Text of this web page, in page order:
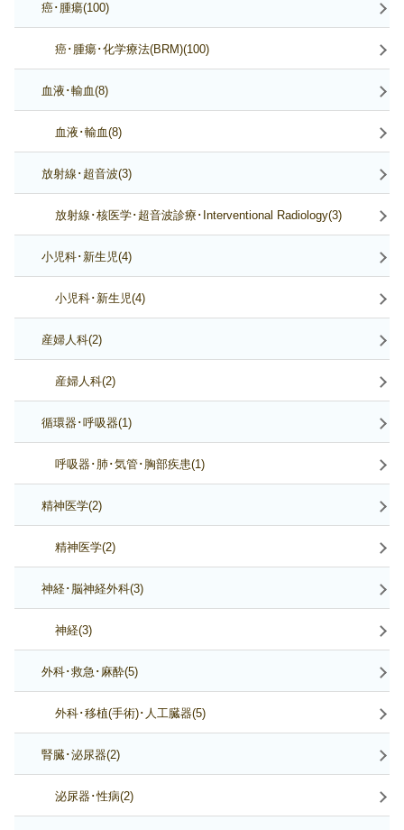
癌･腫瘍(100)
癌･腫瘍･化学療法(BRM)(100)
血液･輸血(8)
血液･輸血(8)
放射線･超音波(3)
放射線･核医学･超音波診療･Interventional Radiology(3)
小児科･新生児(4)
小児科･新生児(4)
産婦人科(2)
産婦人科(2)
循環器･呼吸器(1)
呼吸器･肺･気管･胸部疾患(1)
精神医学(2)
精神医学(2)
神経･脳神経外科(3)
神経(3)
外科･救急･麻酔(5)
外科･移植(手術)･人工臓器(5)
腎臓･泌尿器(2)
泌尿器･性病(2)